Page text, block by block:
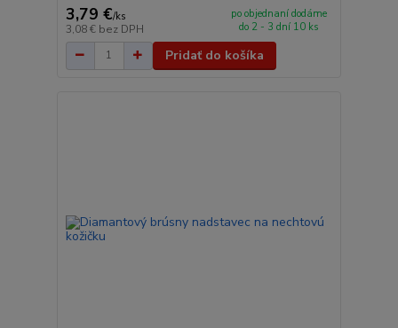
3,79 €/ks
3,08 € bez DPH
po objednaní dodáme
do 2 - 3 dní 10 ks
Pridať do košíka